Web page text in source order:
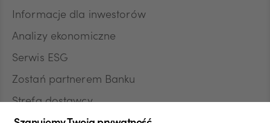
Informacje dla inwestorów
Analizy ekonomiczne
Serwis ESG
Zostań partnerem Banku
Strefa dostawcy